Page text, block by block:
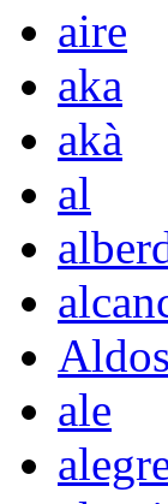
aire
aka
akà
al
ale